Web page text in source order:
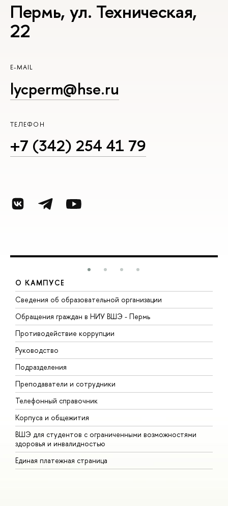
Пермь, ул. Техническая,
22
E-MAIL
lycperm@hse.ru
ТЕЛЕФОН
+7 (342) 254 41 79
О КАМПУСЕ
Сведения об образовательной организации
Обращения граждан в НИУ ВШЭ - Пермь
Противодействие коррупции
Руководство
Подразделения
Преподаватели и сотрудники
Телефонный справочник
Корпуса и общежития
ВШЭ для студентов с ограниченными возможностями
здоровья и инвалидностью
Единая платежная страница